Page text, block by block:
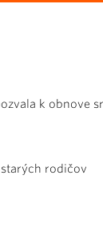
k obnove
rodičov